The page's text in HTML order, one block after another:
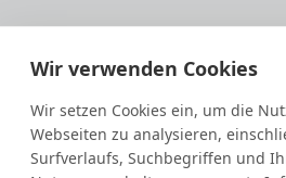
Auenstraße 100, 80469 Munich,
Geschäftszeiten
dent-Center
Wir verwenden Cookies
Wir setzen Cookies ein, um die
Webseiten zu analysieren,
Surfverlaufs, Suchbegriffen und